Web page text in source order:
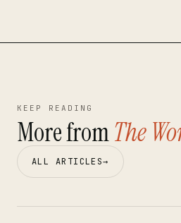
KEEP READING
More fromThe
ALL ARTICLES→